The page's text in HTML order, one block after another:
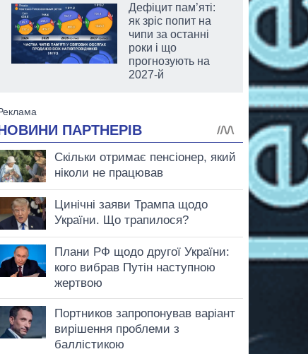
Дефіцит пам’яті:
як зріс попит на
чипи за останні
роки і що
прогнозують на
2027-й